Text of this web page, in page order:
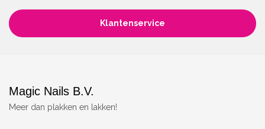
Klantenservice
Magic Nails B.V.
Meer dan plakken en lakken!